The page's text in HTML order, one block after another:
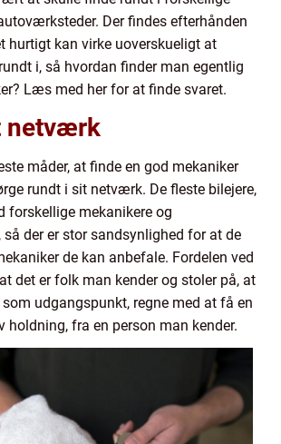
Der findes efterhånden
hurtigt kan virke uoverskueligt at
i, så hvordan finder man egentlig
Læs med her for at finde svaret.
netværk
måder, at finde en god mekaniker
rundt i sit netværk. De fleste bilejere,
forskellige mekanikere og
der er stor sandsynlighed for at de
de kan anbefale. Fordelen ved
det er folk man kender og stoler på, at
udgangspunkt, regne med at få en
fra en person man kender.